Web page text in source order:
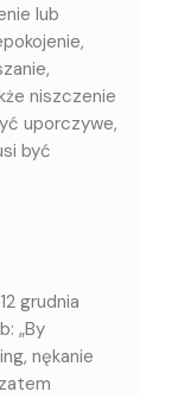
lub
niszczenie
uporczywe,
być
grudnia
„By
nękanie